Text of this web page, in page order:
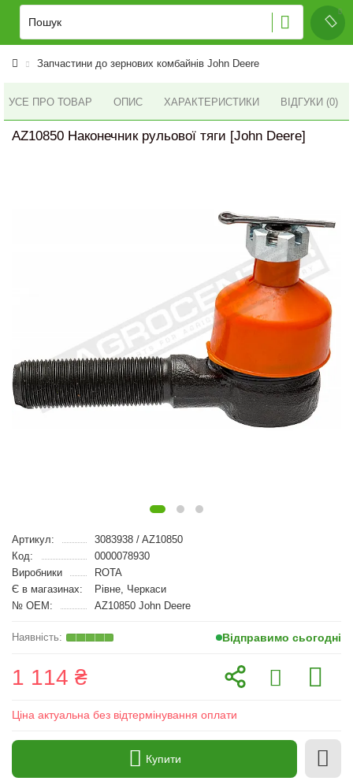
Запчастини до зернових комбайнів John Deere
УСЕ ПРО ТОВАР ОПИС ХАРАКТЕРИСТИКИ ВІДГУКИ (0)
AZ10850 Наконечник рульової тяги [John Deere]
Артикул:
3083938 / AZ10850
Код:
0000078930
Виробники
ROTA
Є в магазинах:
Рівне, Черкаси
№ OEM:
AZ10850 John Deere
Відправимо сьогодні
1 114 ₴
Ціна актуальна без відтермінування оплати
Купити